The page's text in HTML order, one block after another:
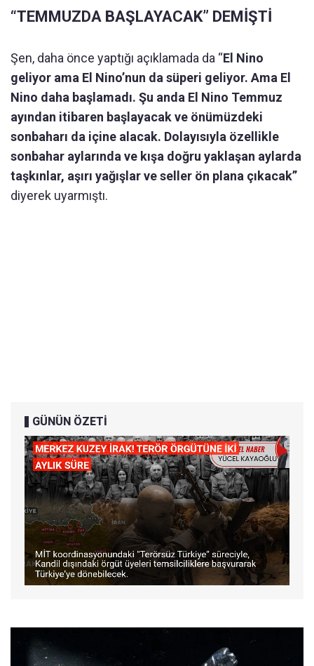
“TEMMUZDA BAŞLAYACAK” DEMİŞTİ
Şen, daha önce yaptığı açıklamada da “El Nino
geliyor ama El Nino’nun da süperi geliyor. Ama El
Nino daha başlamadı. Şu anda El Nino Temmuz
ayından itibaren başlayacak ve önümüzdeki
sonbaharı da içine alacak. Dolayısıyla özellikle
sonbahar aylarında ve kışa doğru yaklaşan aylarda
taşkınlar, aşırı yağışlar ve seller ön plana çıkacak”
diyerek uyarmıştı.
GÜNÜN ÖZETİ